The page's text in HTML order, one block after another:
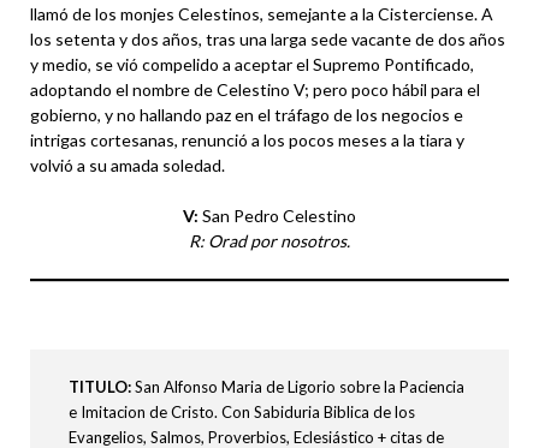
llamó de los monjes Celestinos, semejante a la Cisterciense. A
los setenta y dos años, tras una larga sede vacante de dos años
y medio, se vió compelido a aceptar el Supremo Pontificado,
adoptando el nombre de Celestino V; pero poco hábil para el
gobierno, y no hallando paz en el tráfago de los negocios e
intrigas cortesanas, renunció a los pocos meses a la tiara y
volvió a su amada soledad.
V: San Pedro Celestino
R: Orad por nosotros.
TITULO:San Alfonso Maria de Ligorio sobre la Paciencia
e Imitacion de Cristo. Con Sabiduria Biblica de los
Evangelios, Salmos, Proverbios, Eclesiástico + citas de